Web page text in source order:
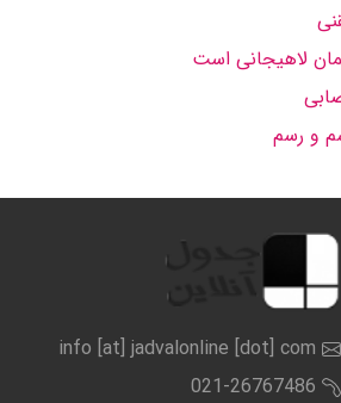
لاهیجانى است
و رسم
info [at] jadvalonline [dot] com
021-26767486